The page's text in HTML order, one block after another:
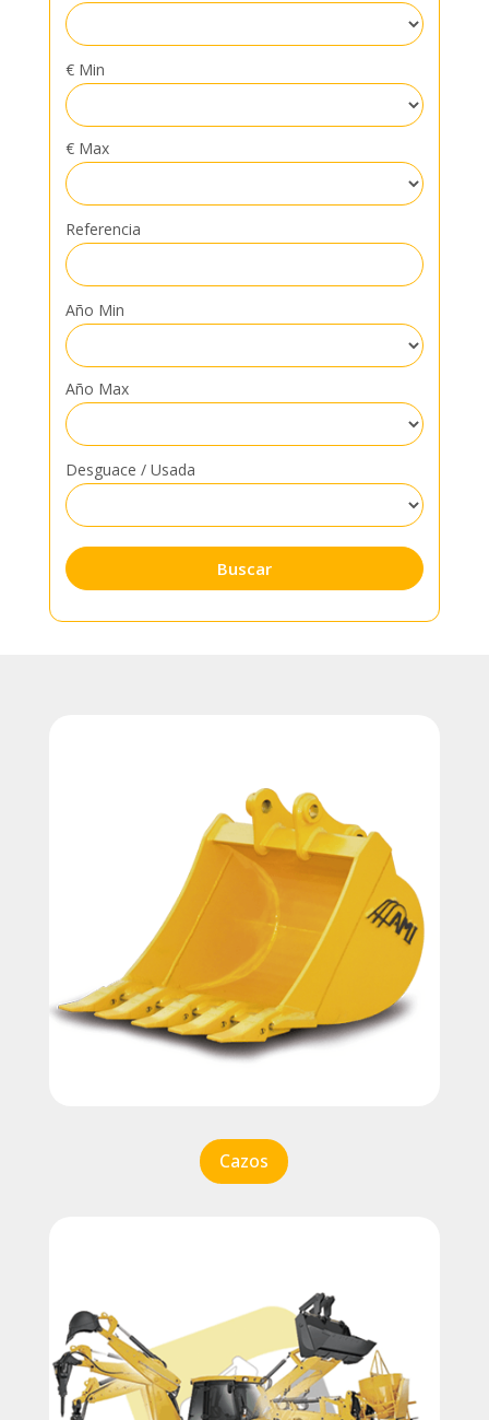
€ Min
€ Max
Referencia
Año Min
Año Max
Desguace / Usada
Cazos